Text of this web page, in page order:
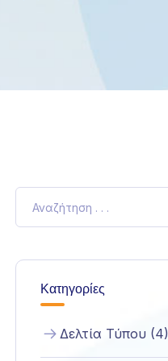
Κατηγορίες
Δελτία Τύπου (4)